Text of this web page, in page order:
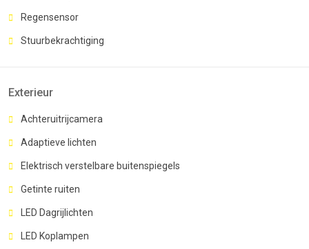
Regensensor
Stuurbekrachtiging
Exterieur
Achteruitrijcamera
Adaptieve lichten
Elektrisch verstelbare buitenspiegels
Getinte ruiten
LED Dagrijlichten
LED Koplampen